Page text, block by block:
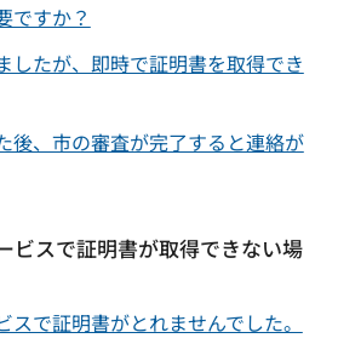
ですか？
したが、即時で証明書を取得でき
後、市の審査が完了すると連絡が
ビスで証明書が取得できない場
スで証明書がとれませんでした。